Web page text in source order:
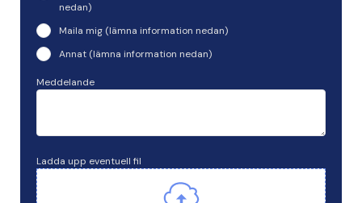
nedan)
Maila mig (lämna information nedan)
Annat (lämna information nedan)
Meddelande
Ladda upp eventuell fil